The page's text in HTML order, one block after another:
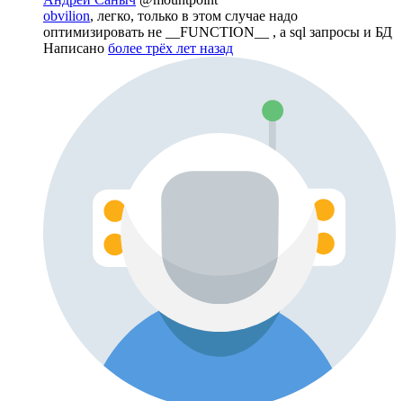
obvilion, легко, только в этом случае надо
оптимизировать не __FUNCTION__ , а sql запросы и БД
Написано более трёх лет назад